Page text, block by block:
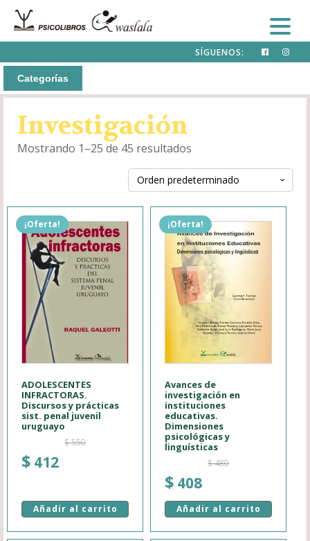
SÍGUENOS:
Categorías
Investigación
Mostrando 1–25 de 45 resultados
¡Oferta!
ADOLESCENTES
INFRACTORAS.
Discursos y prácticas
sist. penal juvenil
uruguayo
$550
El
era:
$ 412El
es:
Añadir al carrito
¡Oferta!
Avances de
investigación en
instituciones
educativas.
Dimensiones
psicológicas y
linguísticas
$480
El
original
era:
$ 408El
actual
es:
Añadir al carrito